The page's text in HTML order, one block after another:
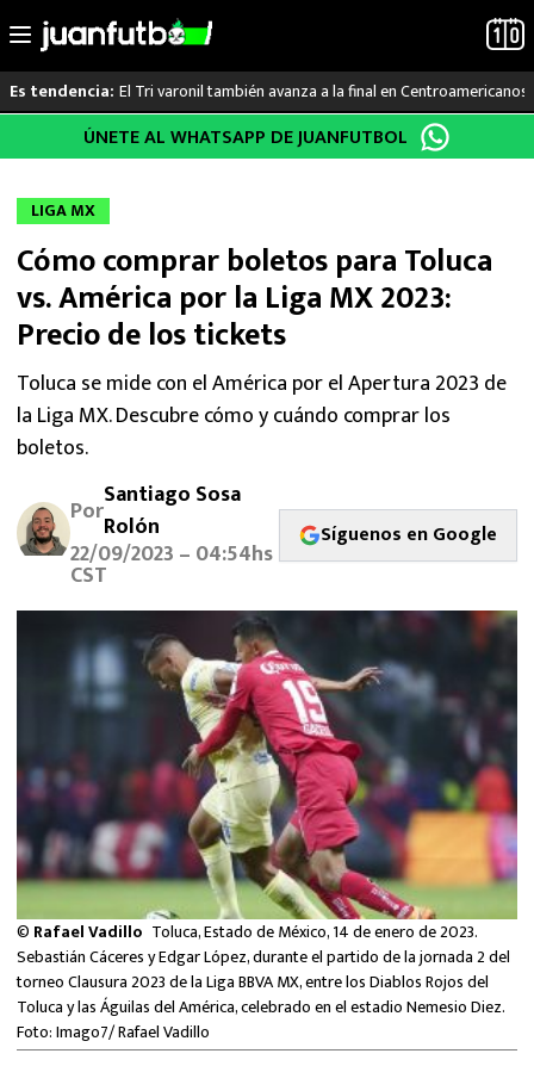
al
Es tendencia: El Tri varonil también avanza a la final en Centroamericanos
LO ÚLTIMO
LIGA MX
RAYADOS
PUMAS
ATLANTE
SELECCIÓN MEXICANA
FUTBOL INTERNACIONAL
MEXICANOS EN EL EXTRANJERO
FUTBOL ESTUFA
FÓRMULA 1
LIGA MX
NFL
ÚNETE AL WHATSAPP DE JUANFUTBOL
LIGA MX
Cómo comprar boletos para Toluca
vs. América por la Liga MX 2023:
Precio de los tickets
Toluca se mide con el América por el Apertura 2023 de
la Liga MX. Descubre cómo y cuándo comprar los
boletos.
PorSantiago Sosa
Rolón
22/09/2023 – 04:54hs
CST
Síguenos en Google
© Rafael Vadillo Toluca, Estado de México, 14 de enero de 2023.
Sebastián Cáceres y Edgar López, durante el partido de la jornada 2 del
torneo Clausura 2023 de la Liga BBVA MX, entre los Diablos Rojos del
Toluca y las Águilas del América, celebrado en el estadio Nemesio Diez.
Foto: Imago7/ Rafael Vadillo